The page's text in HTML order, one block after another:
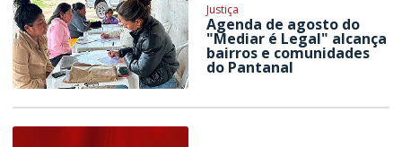
Justiça
Agenda de agosto do
"Mediar é Legal" alcança
bairros e comunidades
do Pantanal